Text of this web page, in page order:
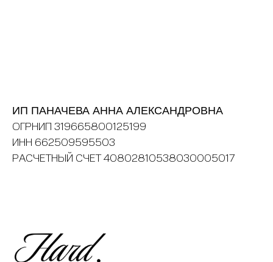
ИП ПАНАЧЕВА АННА АЛЕКСАНДРОВНА
ОГРНИП 319665800125199
ИНН 662509595503
РАСЧЕТНЫЙ СЧЕТ 40802810538030005017